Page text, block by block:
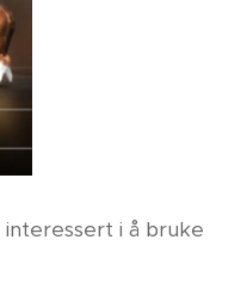
i å bruke